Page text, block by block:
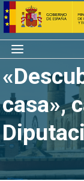
Saltar
al
contenido
Inicio
Menú
casa»,